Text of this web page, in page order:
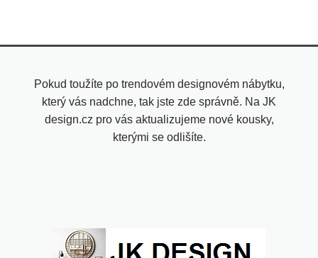
Pokud toužíte po trendovém designovém nábytku,
který vás nadchne, tak jste zde správně. Na JK
design.cz pro vás aktualizujeme nové kousky,
kterými se odlišíte.